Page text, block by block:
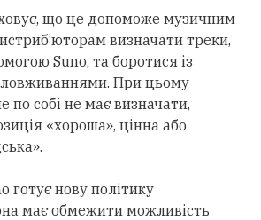
що це допоможе музичним
визначати треки,
Suno, та боротися із
При цьому
по собі не має визначати,
«хороша», цінна або
готує нову політику
має обмежити можливість